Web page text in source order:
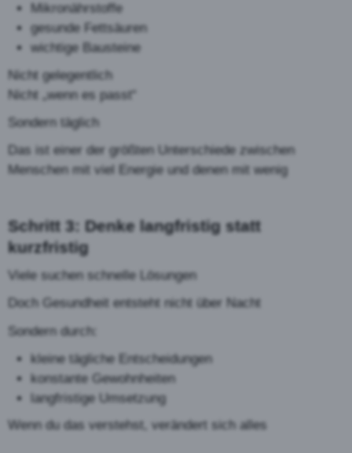
Mikronährstoffe
gesunde Fettsäuren
wichtige Bausteine
Nicht gelegentlich
Nicht „wenn es passt“
Sondern täglich
Das ist einer der größten Unterschiede zwischen
Menschen mit viel Energie und denen mit wenig
Schritt 3: Denke langfristig statt
kurzfristig
Viele suchen schnelle Lösungen
Doch Gesundheit entsteht nicht über Nacht
Sondern durch:
kleine tägliche Entscheidungen
konstante Gewohnheiten
langfristige Umsetzung
Wenn du das verstehst, verändert sich alles